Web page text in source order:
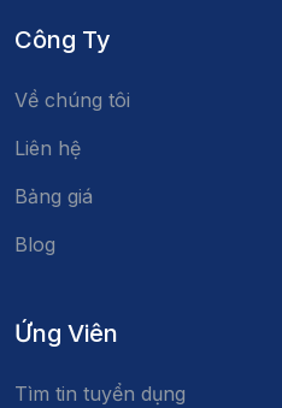
Công Ty
Về chúng tôi
Liên hệ
Bảng giá
Blog
Ứng Viên
Tìm tin tuyển dụng